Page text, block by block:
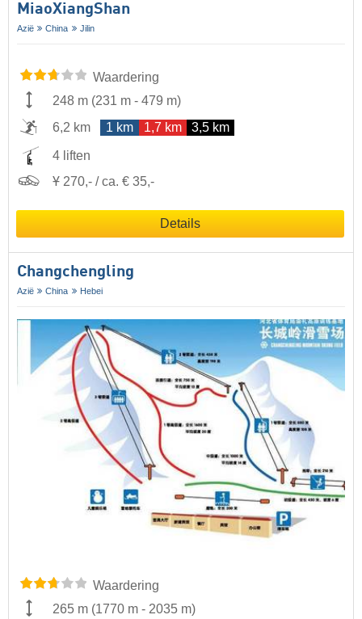
MiaoXiangShan
Azië China Jilin
Waardering
248 m (231 m - 479 m)
6,2 km
1 km 1,7 km 3,5 km
4 liften
Ұ 270,- / ca. € 35,-
Details
Changchengling
Azië China Hebei
Waardering
265 m (1770 m - 2035 m)